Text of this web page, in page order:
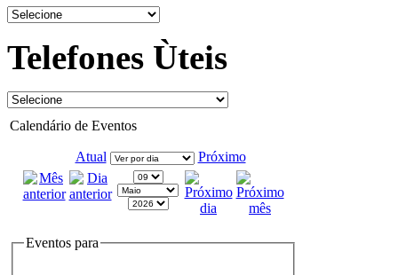
Telefones Ùteis
Calendário de Eventos
Atual Próximo
Eventos para